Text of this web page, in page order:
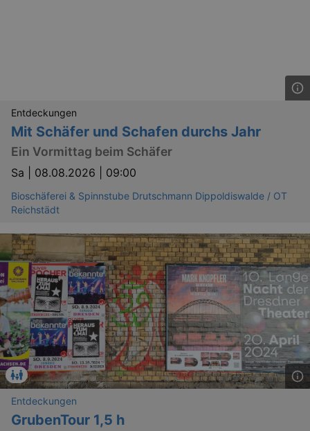
Entdeckungen
Mit Schäfer und Schafen durchs Jahr
Ein Vormittag beim Schäfer
Sa | 08.08.2026 | 09:00
Bioschäferei & Spinnstube Drutschmann Dippoldiswalde / OT
Reichstädt
Entdeckungen
GrubenTour 1,5 h